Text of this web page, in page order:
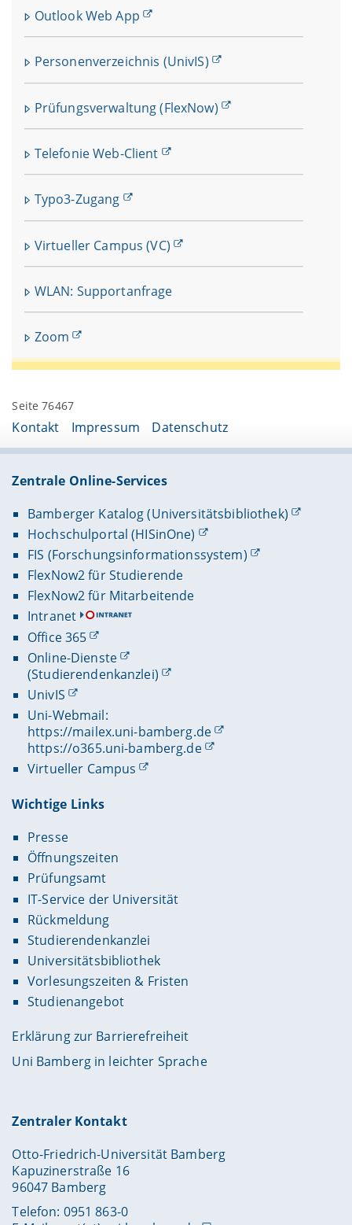
Outlook Web App
Personenverzeichnis (UnivIS)
Prüfungsverwaltung (FlexNow)
Telefonie Web-Client
Typo3-Zugang
Virtueller Campus (VC)
WLAN: Supportanfrage
Zoom
Seite 76467
Kontakt Impressum Datenschutz
Zentrale Online-Services
Bamberger Katalog (Universitätsbibliothek)
Hochschulportal (HISinOne)
FIS (Forschungsinformationssystem)
FlexNow2 für Studierende
FlexNow2 für Mitarbeitende
Intranet
Office 365
Online-Dienste
(Studierendenkanzlei)
UnivIS
Uni-Webmail:
https://mailex.uni-bamberg.de
https://o365.uni-bamberg.de
Virtueller Campus
Wichtige Links
Presse
Öffnungszeiten
Prüfungsamt
IT-Service der Universität
Rückmeldung
Studierendenkanzlei
Universitätsbibliothek
Vorlesungszeiten & Fristen
Studienangebot
Erklärung zur Barrierefreiheit
Uni Bamberg in leichter Sprache
Zentraler Kontakt
Otto-Friedrich-Universität Bamberg
Kapuzinerstraße 16
96047 Bamberg
Telefon: 0951 863-0